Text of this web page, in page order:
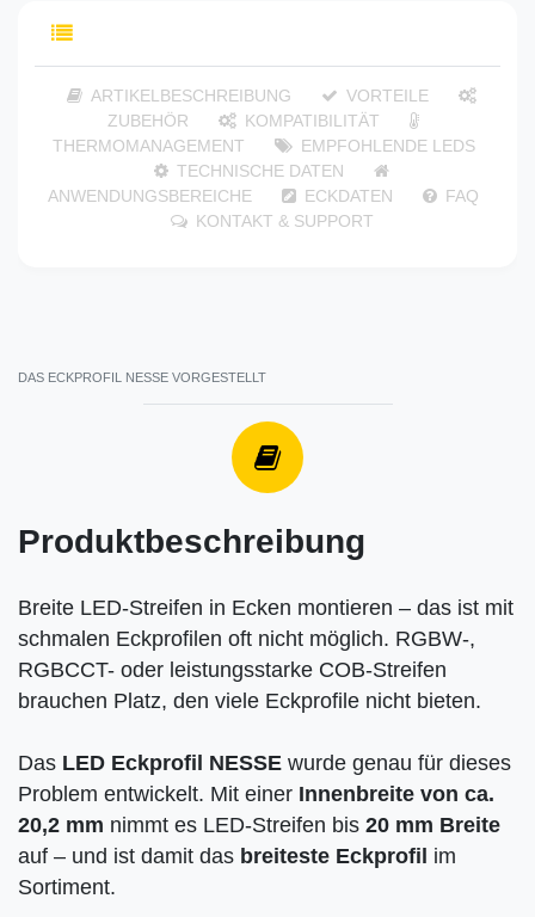
ARTIKELBESCHREIBUNG
VORTEILE
ZUBEHÖR
KOMPATIBILITÄT
THERMOMANAGEMENT
EMPFOHLENDE LEDS
TECHNISCHE DATEN
ANWENDUNGSBEREICHE
ECKDATEN
FAQ
KONTAKT & SUPPORT
DAS ECKPROFIL NESSE VORGESTELLT
Produktbeschreibung
Breite LED-Streifen in Ecken montieren – das ist mit
schmalen Eckprofilen oft nicht möglich. RGBW-,
RGBCCT- oder leistungsstarke COB-Streifen
brauchen Platz, den viele Eckprofile nicht bieten.
Das LED Eckprofil NESSE wurde genau für dieses
Problem entwickelt. Mit einer Innenbreite von ca.
20,2 mm nimmt es LED-Streifen bis 20 mm Breite
auf – und ist damit das breiteste Eckprofil im
Sortiment.